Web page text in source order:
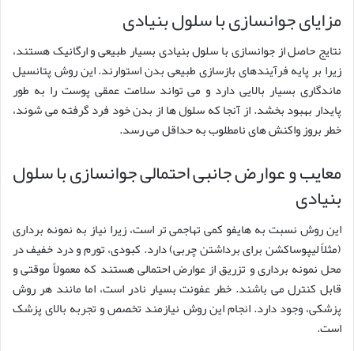
مزایای جوانسازی با سلول بنیادی
نتایج حاصل از جوانسازی با سلول بنیادی بسیار طبیعی و ارگانیک هستند،
زیرا بر پایه فرآیندهای بازسازی طبیعی بدن استوارند. این روش پتانسیل
ماندگاری بسیار بالایی دارد و می تواند سلامت عمقی پوست را به طور
پایدار بهبود بخشد. از آنجا که سلول ها از بدن خود فرد گرفته می شوند،
خطر بروز واکنش های نامطلوب به حداقل می رسد.
معایب و عوارض جانبی احتمالی جوانسازی با سلول
بنیادی
این روش نسبت به هایفو کمی تهاجمی تر است، زیرا نیاز به نمونه برداری
(مثلاً لیپوساکشن برای برداشتن چربی) دارد. کبودی، تورم و درد خفیف در
محل نمونه برداری و تزریق از عوارض احتمالی هستند که معمولاً موقتی و
قابل کنترل می باشند. خطر عفونت بسیار نادر است، اما مانند هر روش
پزشکی، وجود دارد. انجام این روش نیازمند تخصص و تجربه بالای پزشک
است.